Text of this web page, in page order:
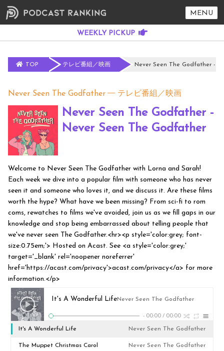
MENU
TOP テレビ番組／映画 Never Seen The Godfather -
Never Seen The Godfather テレビ番組／映画
Never Seen The Godfather -
Never Seen The Godfather
Welcome to Never Seen The Godfather with Lorna and Sarah!
Each week we dive into a popular film with someone who has never
seen it and someone who loves it, and we discuss it. Are these films
worth the hype? What have we been missing? From sci-fi to rom
coms, rewatches to films we've avoided, join us as we fill gaps in our
knowledge and stop being embarrassed about telling people that
we've never seen The Godfather.<hr><p style='color:grey; font-
size:0.75em;'> Hosted on Acast. See <a style='color:grey;'
target='_blank' rel='noopener noreferrer'
href='https://acast.com/privacy'>acast.com/privacy</a> for more
information.</p>
It's A Wonderful LifeNever Seen The Godfather
- 00:00 / 00:00
It's A Wonderful Life Never Seen The Godfather
The Muppet Christmas Carol Never Seen The Godfather